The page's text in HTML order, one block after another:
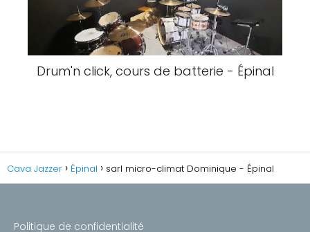
Drum'n click, cours de batterie - Épinal
Cava Jazzer Épinal sarl micro-climat Dominique - Épinal
Politique de confidentialité